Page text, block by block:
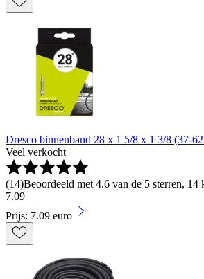
Dresco binnenband 28 x 1 5/8 x 1 3/8 (37-
Veel verkocht
(14)Beoordeeld met 4.6 van de 5 sterren, 14
7.09
Prijs: 7.09 euro